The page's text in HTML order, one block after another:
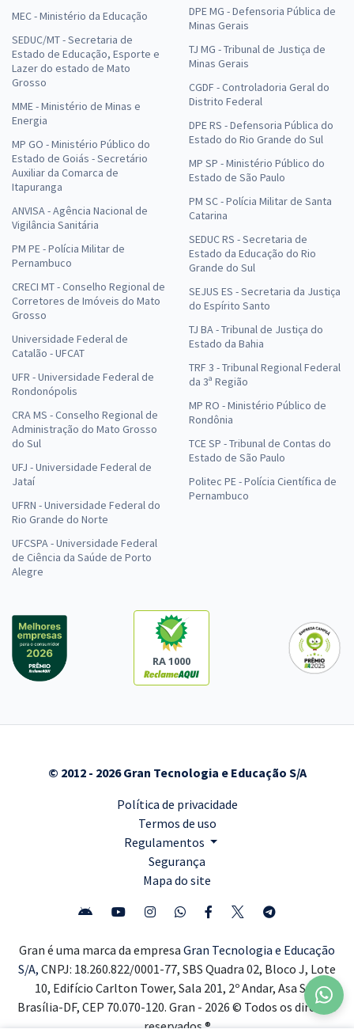
MEC - Ministério da Educação
SEDUC/MT - Secretaria de
Estado de Educação, Esporte e
Lazer do estado de Mato
Grosso
MME - Ministério de Minas e
Energia
MP GO - Ministério Público do
Estado de Goiás - Secretário
Auxiliar da Comarca de
Itapuranga
ANVISA - Agência Nacional de
Vigilância Sanitária
PM PE - Polícia Militar de
Pernambuco
CRECI MT - Conselho Regional de
Corretores de Imóveis do Mato
Grosso
Universidade Federal de
Catalão - UFCAT
UFR - Universidade Federal de
Rondonópolis
CRA MS - Conselho Regional de
Administração do Mato Grosso
do Sul
UFJ - Universidade Federal de
Jataí
UFRN - Universidade Federal do
Rio Grande do Norte
UFCSPA - Universidade Federal
de Ciência da Saúde de Porto
Alegre
DPE MG - Defensoria Pública de
Minas Gerais
TJ MG - Tribunal de Justiça de
Minas Gerais
CGDF - Controladoria Geral do
Distrito Federal
DPE RS - Defensoria Pública do
Estado do Rio Grande do Sul
MP SP - Ministério Público do
Estado de São Paulo
PM SC - Polícia Militar de Santa
Catarina
SEDUC RS - Secretaria de
Estado da Educação do Rio
Grande do Sul
SEJUS ES - Secretaria da Justiça
do Espírito Santo
TJ BA - Tribunal de Justiça do
Estado da Bahia
TRF 3 - Tribunal Regional Federal
da 3ª Região
MP RO - Ministério Público de
Rondônia
TCE SP - Tribunal de Contas do
Estado de São Paulo
Politec PE - Polícia Científica de
Pernambuco
RA 1000
© 2012 - 2026 Gran Tecnologia e Educação S/A
Política de privacidade
Termos de uso
Regulamentos
Segurança
Mapa do site
Gran é uma marca da empresa Gran Tecnologia e Educação
S/A, CNPJ: 18.260.822/0001-77, SBS Quadra 02, Bloco J, Lote
10, Edifício Carlton Tower, Sala 201, 2º Andar, Asa Sul,
Brasília-DF, CEP 70.070-120. Gran - 2026 © Todos os direitos
reservados ®